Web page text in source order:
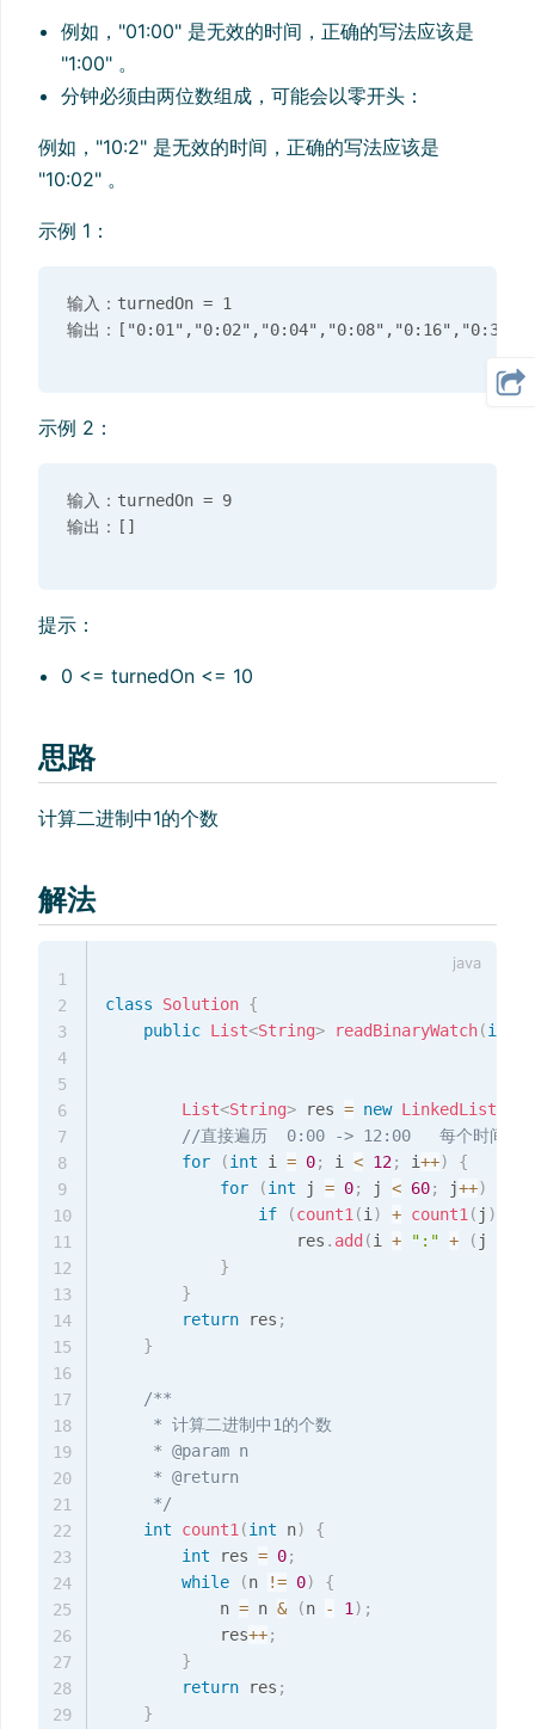
例如，"01:00" 是无效的时间，正确的写法应该是
"1:00" 。
分钟必须由两位数组成，可能会以零开头：
例如，"10:2" 是无效的时间，正确的写法应该是
"10:02" 。
示例 1：
输入：turnedOn = 1
示例 2：
输入：turnedOn = 9
提示：
0 <= turnedOn <= 10
思路
计算二进制中1的个数
解法
class Solution {
public List<String> readBinaryWatch(int
List<String> res = new LinkedList
//直接遍历  0:00 -> 12:00   每个时间有
for
(int i = 0; i < 12; i++)
{
for
(int j = 0; j < 60; j++)
if
(count1(i) + count1( j )
                    res
. add (i + ":" + ( j
}
}
return res ;
}
/**
     * 计算二进制中1的个数
     * @param n
     * @return
     */
int
count1(int n)
{
int res = 0;
while
(n != 0)
{
            n
= n & (n - 1) ;
            res
++;
}
return res ;
}
1
2
3
4
5
6
7
8
9
10
11
12
13
14
15
16
17
18
19
20
21
22
23
24
25
26
27
28
29